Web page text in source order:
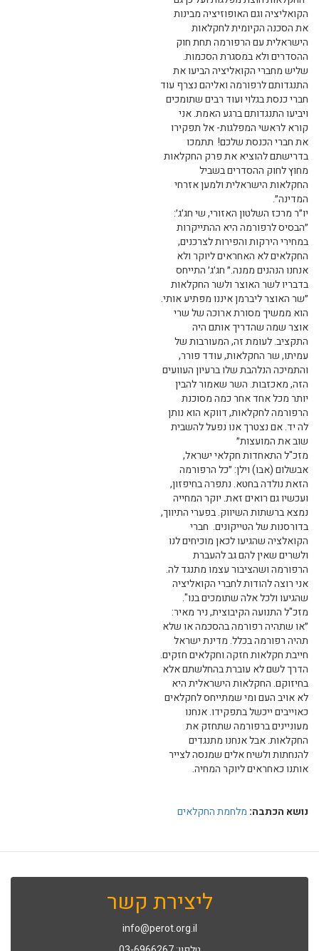
הקואליציה וגם האופוזיציה מבינות
את הסכנה הקיומית לחקלאות
הישראלית עם הרפורמה תחת חוק
ההסדרים ולא במסגרת הסכמות.
שליש מחברי הקואליציה הביעו את
התנגדותם לרפורמה ואליהם נצרף עוד
חברי כנסת בגלוי ועוד רבים שתומכים
ויביעו התנגדותם ברגע האמת. אני
קורא לראשי המפלגות- אל תפקירו
את חברי הכנסת שלכם! תתמכו
בדרישתם להוציא את פרק החקלאות
מחוץ לחוק ההסדרים בשביל
החקלאות הישראלית ולמען אזרחי
המדינה״.
יו״ר מרכז השלטון האזורי, שי חג׳ג׳:
״הבסיס לרפורמה היא ההתייקרות
במחירי הירקות והפירות לצרכנים,
החקלאים לא האחראים ליוקר ולא
אנחנו הנהנים ממנה.״ חג׳ג׳ התייחס
בדבריו לשר האוצר ולשר החקלאות
״שר האוצר ליברמן איננו מפתיע אותי.
הוא ממשיך מסורת ארוכה של שרי
אוצר שמה שהדריך אותם היה
התקציב. לעומת זה, המעורבות של
עמיתו, שר החקלאות, עודד פורר,
והתמיכה הנלהבת שלו ברעיון העוועים
הזה, מאכזבות. השר שאמור להבין
יותר מכל אחד אחר כמה מסוכנת
הרפורמה לחקלאות, דווקא הוא נותן
לה יד. אם נצטרך אנו נפעל להשבית
שוב את המועצות״
מזכ"ל התאחדות חקלאי ישראל,
אבשלום (אבו) וילן: ״כל הרפורמה
הזאת נולדה בחטא. נתפרה בחיפזון,
ועכשיו גם רואים זאת. יוקר המחייה
נמצא ברשתות השיווק. בפערי התיווך,
בדורסנות של הטייקונים. חברי
הקואלציה שהגיעו לכאן מוכיחים לנו
ולשרים שאין להם גב להעברת
הרפורמה ושהציבור עצמו מתנגד לה.
אני רוצה להודות לחברי הקואליציה
שהגיעו ולכל אלה שתומכים בנו".
מזכ"ל התנועה הקיבוצית, ניר מאיר:
״או שתהיה רפורמה בהסכמה או שלא
תהיה רפורמה בכלל. מדינת ישראל
חייבת חקלאות חזקה וחקלאים חזקים.
הדרך לשם לא עוברת בהחלשתם אלא
בחיזוקם. החקלאות הישראלית היא
לא אויב העם ומי שמתייחס לחקלאים
כאוייבים ייכשל בתפקידו. אנחנו
מעוניינים ברפורמה שתחזק את
החקלאות. אבל אנחנו מתנגדים
להנחתות ולשיח אלים שמנסה לצייר
אותנו כאחראים ליוקר המחיה.
נושא הכתבה: מלחמת החקלאים
ליצירת קשר
info@perot.org.il